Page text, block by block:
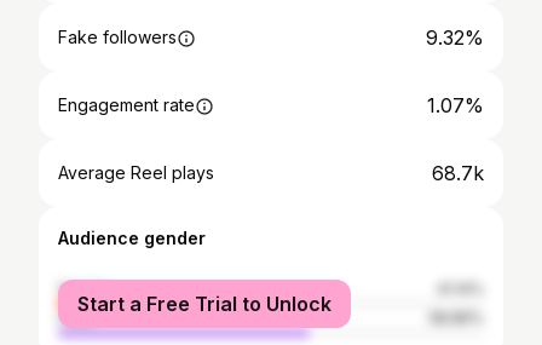
Fake followers 9.32%
Engagement rate 1.07%
Average Reel plays 68.7k
Audience gender
female
male
Start a Free Trial to Unlock